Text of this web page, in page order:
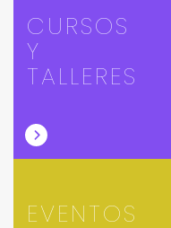
CURSOS
Y
TALLERES
EVENTOS